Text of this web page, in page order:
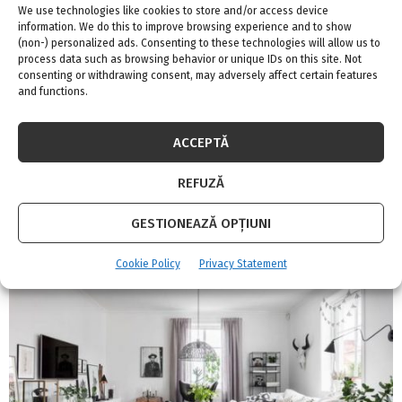
We use technologies like cookies to store and/or access device
information. We do this to improve browsing experience and to show
(non-) personalized ads. Consenting to these technologies will allow us to
process data such as browsing behavior or unique IDs on this site. Not
consenting or withdrawing consent, may adversely affect certain features
and functions.
ACCEPTĂ
REFUZĂ
GESTIONEAZĂ OPȚIUNI
Cookie Policy Privacy Statement
Parchetul SPC: de ce a devenit alegerea nr.1 în
casele moderne